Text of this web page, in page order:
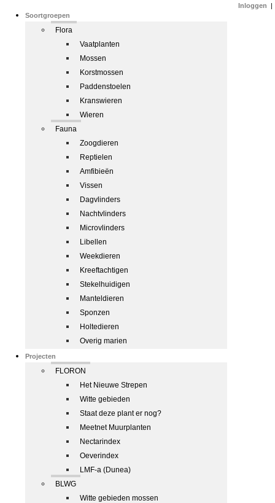
Soortgroepen
Flora
Vaatplanten
Mossen
Korstmossen
Paddenstoelen
Kranswieren
Wieren
Fauna
Zoogdieren
Reptielen
Amfibieën
Vissen
Dagvlinders
Nachtvlinders
Microvlinders
Libellen
Weekdieren
Kreeftachtigen
Stekelhuidigen
Manteldieren
Sponzen
Holtedieren
Overig marien
Projecten
FLORON
Het Nieuwe Strepen
Witte gebieden
Staat deze plant er nog?
Meetnet Muurplanten
Nectarindex
Oeverindex
LMF-a (Dunea)
BLWG
Witte gebieden mossen
Inloggen |